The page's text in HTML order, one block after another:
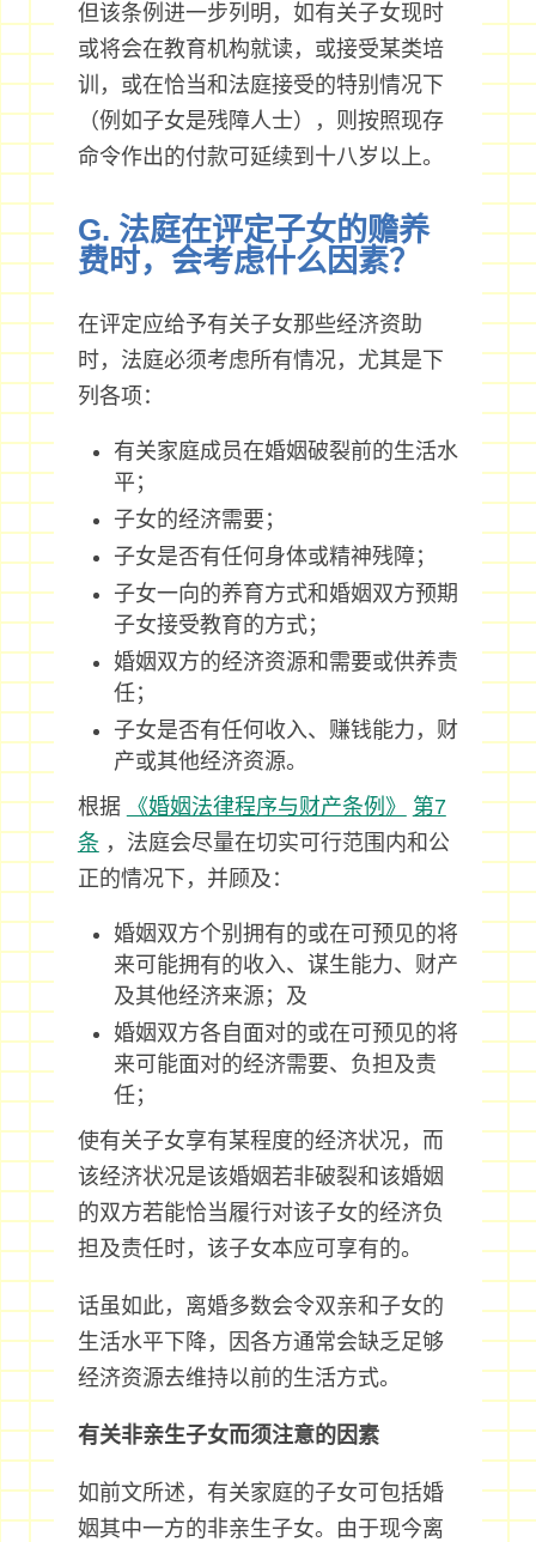
但该条例进一步列明，如有关子女现时
或将会在教育机构就读，或接受某类培
训，或在恰当和法庭接受的特别情况下
（例如子女是残障人士），则按照现存
命令作出的付款可延续到十八岁以上。
G. 法庭在评定子女的赡养
费时，会考虑什么因素？
在评定应给予有关子女那些经济资助
时，法庭必须考虑所有情况，尤其是下
列各项：
有关家庭成员在婚姻破裂前的生活水
平；
子女的经济需要；
子女是否有任何身体或精神残障；
子女一向的养育方式和婚姻双方预期
子女接受教育的方式；
婚姻双方的经济资源和需要或供养责
任；
子女是否有任何收入、赚钱能力，财
产或其他经济资源。
根据
《婚姻法律程序与财产条例》
第7
条，法庭会尽量在切实可行范围内和公
正的情况下，并顾及：
婚姻双方个别拥有的或在可预见的将
来可能拥有的收入、谋生能力、财产
及其他经济来源；及
婚姻双方各自面对的或在可预见的将
来可能面对的经济需要、负担及责
任；
使有关子女享有某程度的经济状况，而
该经济状况是该婚姻若非破裂和该婚姻
的双方若能恰当履行对该子女的经济负
担及责任时，该子女本应可享有的。
话虽如此，离婚多数会令双亲和子女的
生活水平下降，因各方通常会缺乏足够
经济资源去维持以前的生活方式。
有关非亲生子女而须注意的因素
如前文所述，有关家庭的子女可包括婚
姻其中一方的非亲生子女。由于现今离